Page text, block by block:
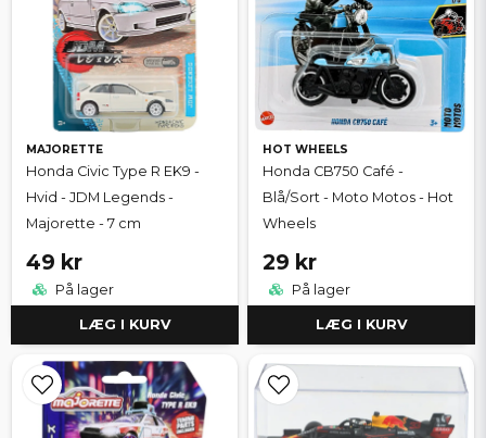
MAJORETTE
Honda Civic Type R EK9 -
Hvid - JDM Legends -
Majorette - 7 cm
49 kr
På lager
LÆG I KURV
HOT WHEELS
Honda CB750 Café -
Blå/Sort - Moto Motos - Hot
Wheels
29 kr
På lager
LÆG I KURV